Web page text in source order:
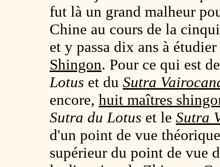
fut là un grand malheur
Chine au cours de la
et y passa dix ans à
Shingon. Pour ce qui est
Lotus et du Sutra
encore, huit maîtres
Sutra du Lotus et le Sutra
d'un point de vue
supérieur du point de vue